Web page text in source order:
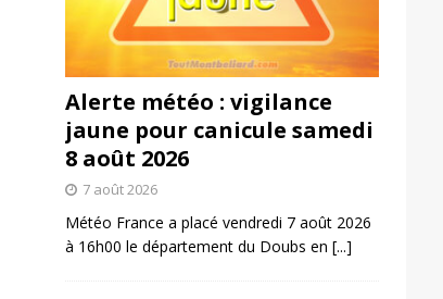
Alerte météo : vigilance
jaune pour canicule samedi
8 août 2026
7 août 2026
Météo France a placé vendredi 7 août 2026
à 16h00 le département du Doubs en [...]